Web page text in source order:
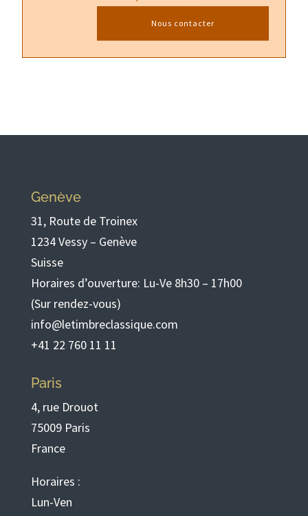
Nous contacter
Genève
31, Route de Troinex
1234 Vessy – Genève
Suisse
Horaires d’ouverture: Lu-Ve 8h30 – 17h00
(Sur rendez-vous)
info@letimbreclassique.com
+41 22 760 11 11
Paris
4, rue Drouot
75009 Paris
France
Horaires :
Lun-Ven